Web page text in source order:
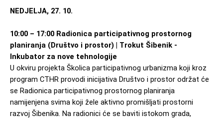
NEDJELJA, 27. 10.
10:00 – 17:00 Radionica participativnog prostornog
planiranja (Društvo i prostor) | Trokut Šibenik -
Inkubator za nove tehnologije
U okviru projekta Školica participativnog urbanizma koji kroz
program CTHR provodi inicijativa Društvo i prostor održat će
se Radionica participativnog prostornog planiranja
namijenjena svima koji žele aktivno promišljati prostorni
razvoj Šibenika. Na radionici će se baviti istokom grada,